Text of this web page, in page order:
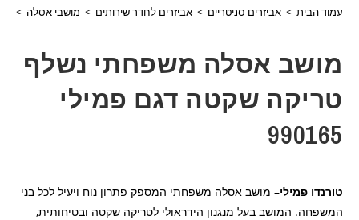
עמוד הבית > אביזרים סניטריים > אביזרים לחדר שירותים > מושבי אסלה >
מושב אסלה משפחתי נשלף
טריקה שקטה דגם פמילי
990165
טורנדו פמילי– מושב אסלה משפחתי המספק פתרון נוח ויעיל לכל בני
המשפחה. המושב בעל מנגנון הידראולי לטריקה שקטה ובטיחותית,